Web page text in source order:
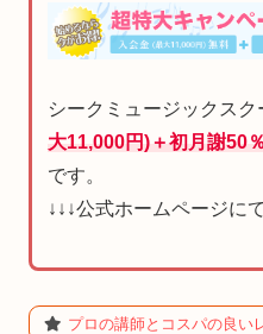
シークミュージックスク
大11,000円)＋初月謝50
です。
↓↓↓公式ホームページに
プロの講師とコスパの良い